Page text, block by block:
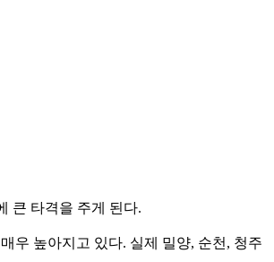
큰 타격을 주게 된다.
우 높아지고 있다. 실제 밀양, 순천, 청주